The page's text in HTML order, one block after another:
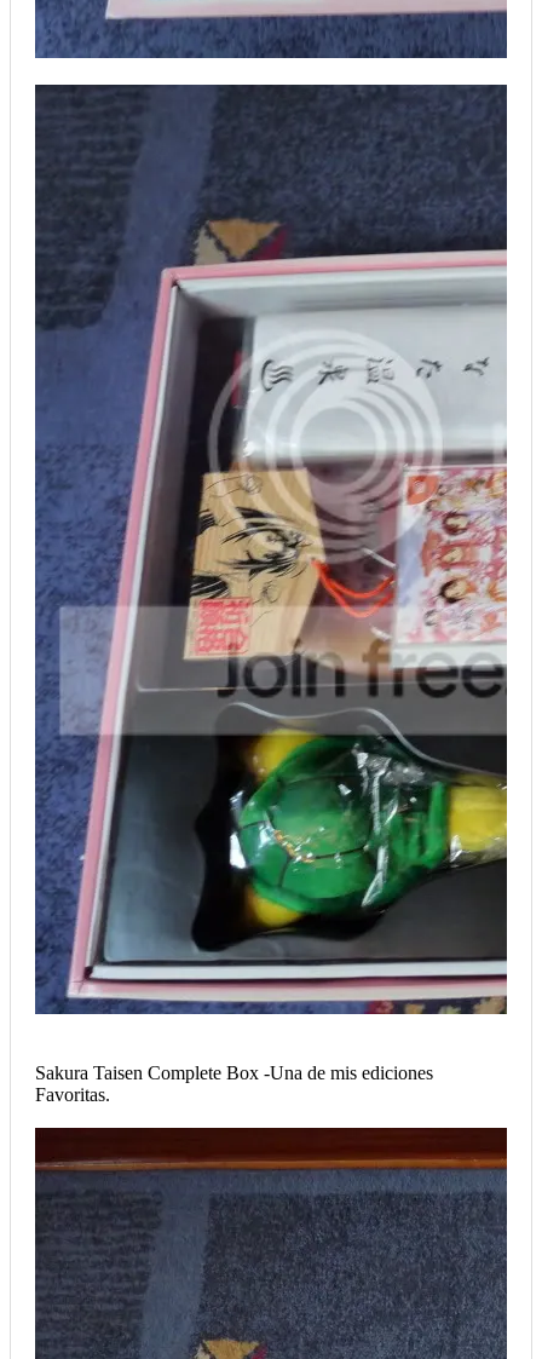
Sakura Taisen Complete Box -Una de mis ediciones
Favoritas.